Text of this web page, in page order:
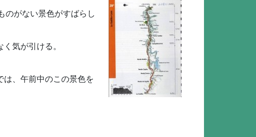
のがない景色がすばらし
気が引ける。
、午前中のこの景色を